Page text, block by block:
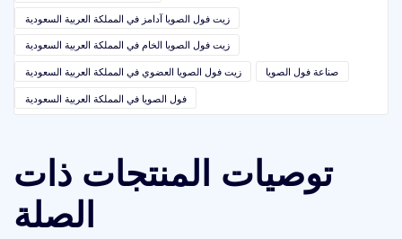
زيت فول الصويا آدامز في المملكة العربية السعودية
زيت فول الصويا الخام في المملكة العربية السعودية
زيت فول الصويا العضوي في المملكة العربية السعودية
صناعة فول الصويا
فول الصويا في المملكة العربية السعودية
توصيات المنتجات ذات
الصلة